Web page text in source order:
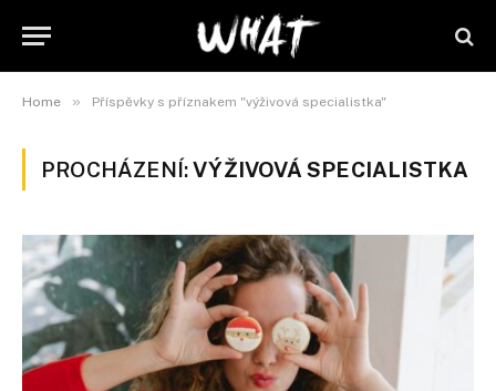
Home » Příspěvky s příznakem "výživová specialistka"
PROCHÁZENÍ:VÝŽIVOVÁ SPECIALISTKA